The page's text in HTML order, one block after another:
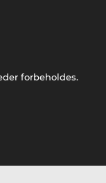
forbeholdes.